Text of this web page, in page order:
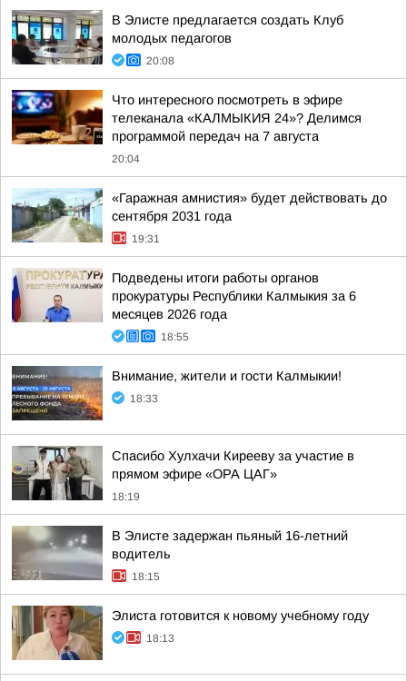
В Элисте предлагается создать Клуб
молодых педагогов
20:08
Что интересного посмотреть в эфире
телеканала «КАЛМЫКИЯ 24»? Делимся
программой передач на 7 августа
20:04
«Гаражная амнистия» будет действовать до
сентября 2031 года
19:31
Подведены итоги работы органов
прокуратуры Республики Калмыкия за 6
месяцев 2026 года
18:55
Внимание, жители и гости Калмыкии!
18:33
Спасибо Хулхачи Кирееву за участие в
прямом эфире «ОРА ЦАГ»
18:19
В Элисте задержан пьяный 16-летний
водитель
18:15
Элиста готовится к новому учебному году
18:13